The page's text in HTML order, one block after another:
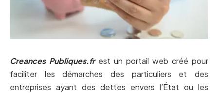
Creances Publiques.frest un portail web créé pour
faciliter les démarches des particuliers et des
entreprises ayant des dettes envers l’État ou les